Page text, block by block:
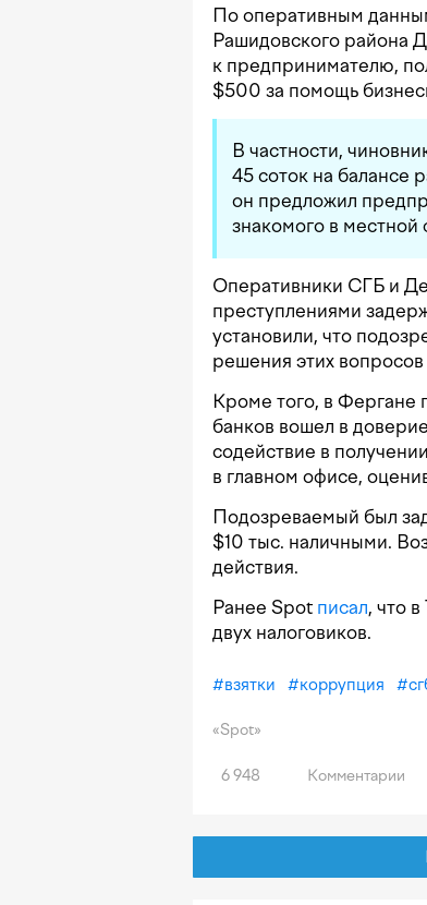
По оперативным
Рашидовского района
к предпринимателю,
$500 за помощь
В частности,
45 соток на балансе
он предложил
знакомого в
Оперативники СГБ и
преступлениями
установили, что
решения этих
Кроме того, в Фергане
банков вошел в
содействие в
в главном офисе,
Подозреваемый был
$10 тыс. наличными.
действия.
Ранее Spot писал, что
двух налоговиков.
#взятки #коррупция #
«Spot»
6 948 Комментарии